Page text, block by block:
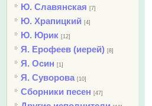
Ю. Славянская [7]
Ю. Храпицкий [4]
Ю. Юрик [12]
Я. Ерофеев (иерей) [8]
Я. Осин [1]
Я. Суворова [10]
Сборники песен [47]